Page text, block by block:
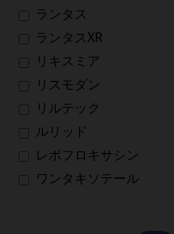
ランタス
ランタスXR
リキスミア
リスモダン
リルテック
ルリッド
レボフロキサシン
ワンタキソテール